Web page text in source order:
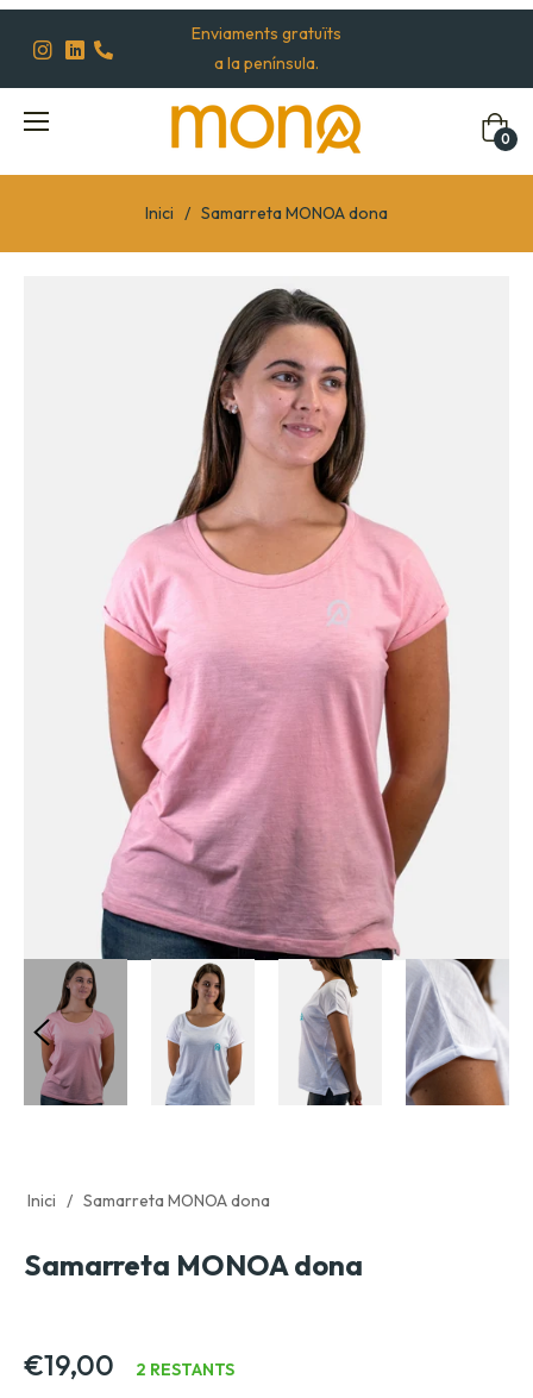
Ins Lin
Enviaments gratuïts
a la península.
0
Inici / Samarreta MONOA dona
Inici / Samarreta MONOA dona
Samarreta MONOA dona
Preu
habitual
€19,00 2 RESTANTS